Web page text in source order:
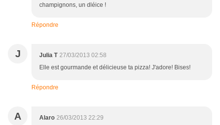
champignons, un dléice !
Répondre
J Julia T 27/03/2013 02:58
Elle est gourmande et délicieuse ta pizza! J'adore! Bises!
Répondre
A Alaro 26/03/2013 22:29